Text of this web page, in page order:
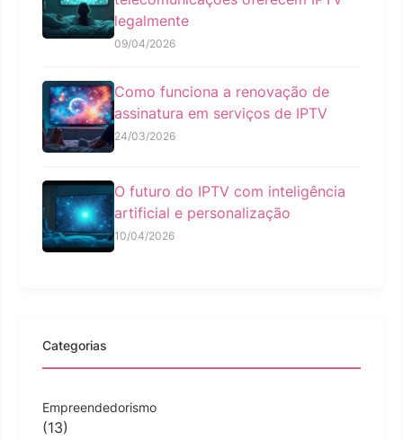
legalmente
09/04/2026
Como funciona a renovação de
assinatura em serviços de IPTV
24/03/2026
O futuro do IPTV com inteligência
artificial e personalização
10/04/2026
Categorias
Empreendedorismo
(13)